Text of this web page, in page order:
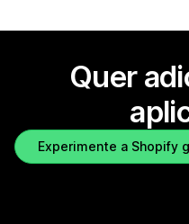
Quer
Experimente a Shopify